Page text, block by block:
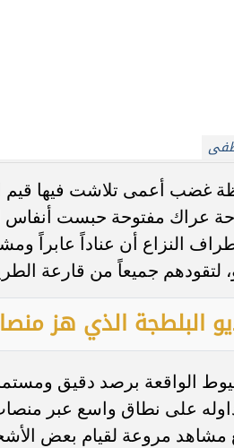
غضب أعمى تلاشت فيها قيم
عراك مفتوحة حبست أنفاس
النزاع أن عناداً عابراً
لتقودهم جميعاً من قارعة
البلطجة الذي هز
الواقعة برصد دقيق ومستمر
على نطاق واسع عبر
مشاهد مروعة لقيام بعض